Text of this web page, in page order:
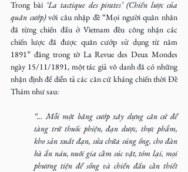
Trong bài ‘La tactique des pirates’ (Chiến lược của
quân cướp) với câu nhập đề “Mọi người quân nhân
đã từng chiến đấu ở Vietnam đều công nhận các
chiến lược đã được quân cướp sử dụng từ năm
1891” đăng trong tờ La Revue des Deux Mondes
ngày 15/11/1891, một tác giả vô danh đã có những
nhận định để diễn tả các căn cứ kháng chiến thời Đề
Thám như sau:
“… Mỗi một băng cướp xây dựng căn cứ để
tàng trữ thuốc phiện, đạn dược, thực phẩm,
kho sản xuất đạn, sửa chữa súng ống, cho đàn
bà ẩn náu, nuôi gia cầm súc vật, tóm lại, mọi
phương tiện để sống và chiến đấu cần thiết